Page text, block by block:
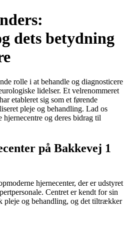
dets betydning
rolle i at behandle og diagnosticere
lidelser. Et velrenommeret
etableret sig som et førende
pleje og behandling. Lad os
og deres bidrag til
på Bakkevej 1
hjernecenter, der er udstyret
Centret er kendt for sin
pleje og behandling, og det tiltrækker